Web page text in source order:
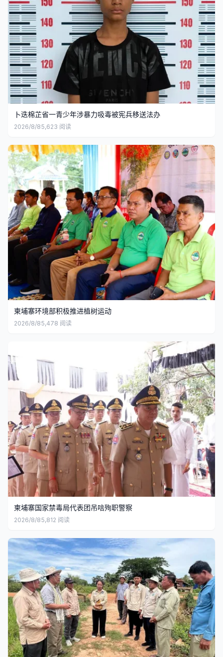
卜迭棉芷省一青少年涉暴力吸毒被宪兵移送法办
2026/8/85,623 阅读
柬埔寨环境部积极推进植树运动
2026/8/85,478 阅读
柬埔寨国家禁毒局代表团吊唁殉职警察
2026/8/85,812 阅读